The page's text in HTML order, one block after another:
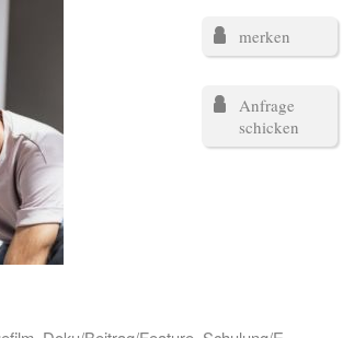
merken
Anfrage
schicken